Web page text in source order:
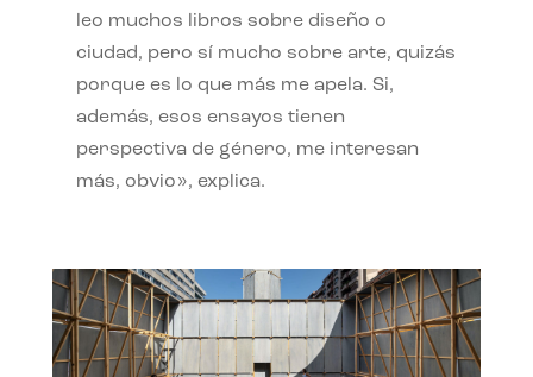
leo muchos libros sobre diseño o
ciudad, pero sí mucho sobre arte, quizás
porque es lo que más me apela. Si,
además, esos ensayos tienen
perspectiva de género, me interesan
más, obvio», explica.